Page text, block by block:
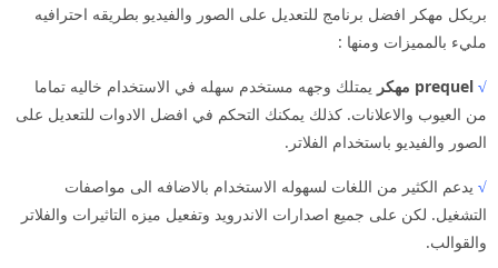
بريكل مهكر افضل برنامج للتعديل على الصور والفيديو بطريقه احترافيه
مليء بالمميزات ومنها :
√ prequel مهكر
يمتلك وجهه مستخدم سهله في الاستخدام خاليه تماما
من العيوب والاعلانات. كذلك يمكنك التحكم في افضل الادوات للتعديل على
الصور والفيديو باستخدام الفلاتر.
√ يدعم الكثير من اللغات لسهوله الاستخدام بالاضافه الى مواصفات
التشغيل. لكن على جميع اصدارات الاندرويد وتفعيل ميزه التاثيرات والفلاتر
والقوالب.